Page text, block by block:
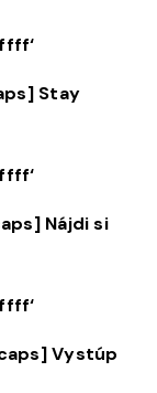
Stay
Nájdi si
Vystúp